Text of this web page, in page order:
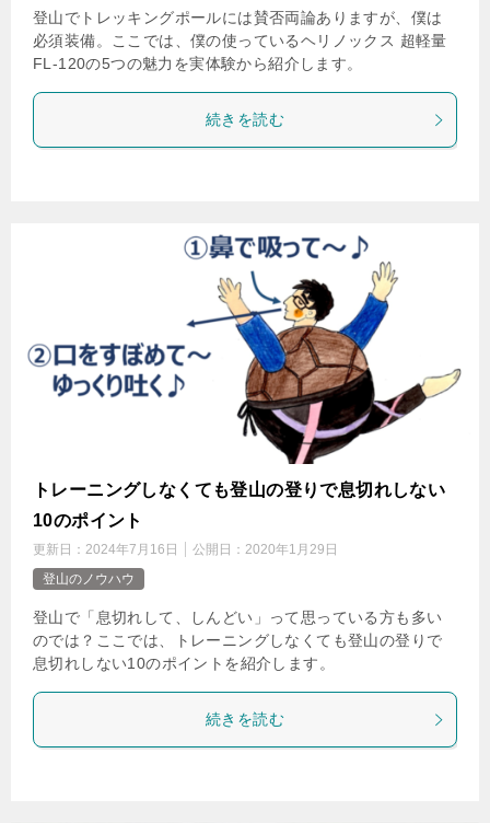
登山でトレッキングポールには賛否両論ありますが、僕は
必須装備。ここでは、僕の使っているヘリノックス 超軽量
FL-120の5つの魅力を実体験から紹介します。
続きを読む
トレーニングしなくても登山の登りで息切れしない
10のポイント
更新日： 2024年7月16日 公開日： 2020年1月29日
登山のノウハウ
登山で「息切れして、しんどい」って思っている方も多い
のでは？ここでは、トレーニングしなくても登山の登りで
息切れしない10のポイントを紹介します。
続きを読む